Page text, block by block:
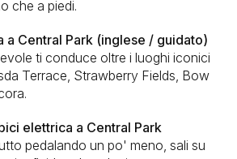
che a piedi.
a Central Park (inglese / guidato)
ti conduce oltre i luoghi iconici
Terrace, Strawberry Fields, Bow
elettrica a Central Park
pedalando un po' meno, sali su